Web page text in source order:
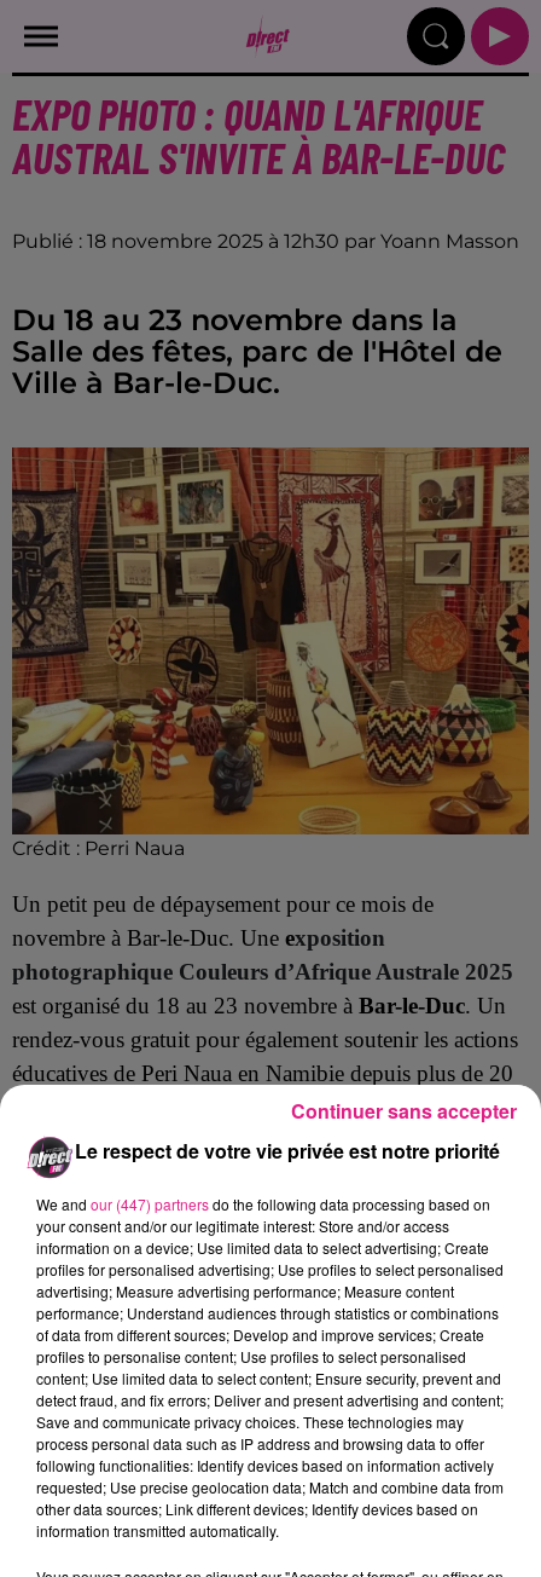
EXPO PHOTO : QUAND L'AFRIQUE
AUSTRAL S'INVITE À BAR-LE-DUC
Publié : 18 novembre 2025 à 12h30 par Yoann Masson
Du 18 au 23 novembre dans la
Salle des fêtes, parc de l'Hôtel de
Ville à Bar-le-Duc.
Crédit : Perri Naua
Un petit peu de dépaysement pour ce mois de
novembre à Bar-le-Duc. Une exposition
photographique Couleurs d’Afrique Australe 2025
est organisé du 18 au 23 novembre à Bar-le-Duc. Un
rendez-vous gratuit pour également soutenir les actions
éducatives de Peri Naua en Namibie depuis plus de 20
Anne-Laure Fresne : bénévole de l'association Perri
Naua.
Anne-Laure Fresne : bénévole de l'association Perri
Naua.
Crédit : D!RECT FM
FIL ACTUS
6 août 2026
Metz : une distribution de lunette gratuite pour voir l’éclipse
5 août 2026
Casting de Woof : l'Euro-Métropole de Metz part à la recherche de...
Le respect de votre vie privée est notre priorité
We and our (447) partnersdo the following data processing based on
your consent and/or our legitimate interest: Store and/or access
information on a device; Use limited data to select advertising; Create
profiles for personalised advertising; Use profiles to select personalised
advertising; Measure advertising performance; Measure content
performance; Understand audiences through statistics or combinations
of data from different sources; Develop and improve services; Create
profiles to personalise content; Use profiles to select personalised
content; Use limited data to select content; Ensure security, prevent and
detect fraud, and fix errors; Deliver and present advertising and content;
Save and communicate privacy choices. These technologies may
process personal data such as IP address and browsing data to offer
following functionalities: Identify devices based on information actively
requested; Use precise geolocation data; Match and combine data from
other data sources; Link different devices; Identify devices based on
information transmitted automatically.
Continuer sans accepter